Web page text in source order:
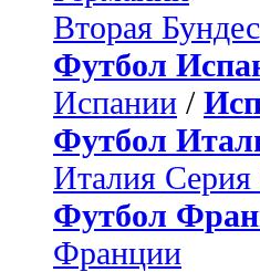
Вторая
Футбол
Испании /
Футбол
Италия Серия
Футбол
Франции